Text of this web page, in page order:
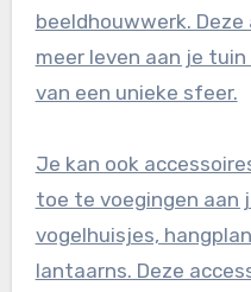
beeldhouwwerk.
meer leven aan je
van een unieke sfeer.
Je kan ook
toe te voegingen aan
vogelhuisjes,
lantaarns. Deze